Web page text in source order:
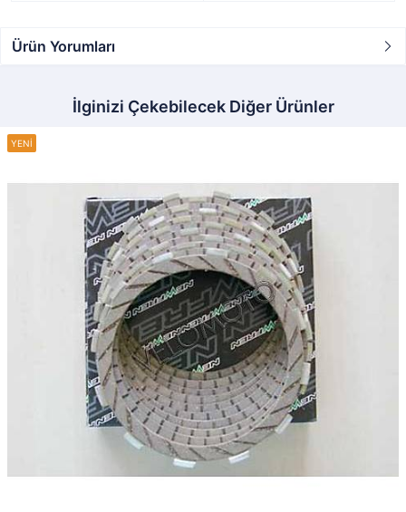
Ürün Yorumları
İlginizi Çekebilecek Diğer Ürünler